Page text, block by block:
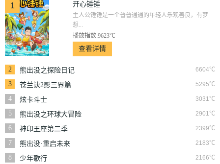
1 开心锤锤
主人公锤锤是一个普普通通的年轻人乐观善良，有梦
想...
播放指数:9623℃
查看详情
2 6604℃
熊出没之探险日记
3
5295℃
苍兰诀2影三界篇
4
3031℃
炫卡斗士
5
2901℃
熊出没之环球大冒险
6
2399℃
神印王座第二季
7
2183℃
熊出没·重启未来
8
2166℃
少年歌行